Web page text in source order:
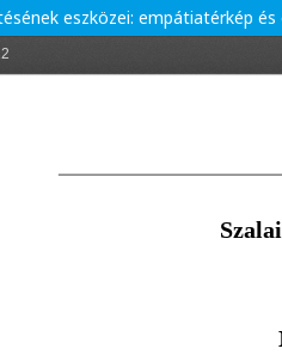
eszközei: empátiatérkép és